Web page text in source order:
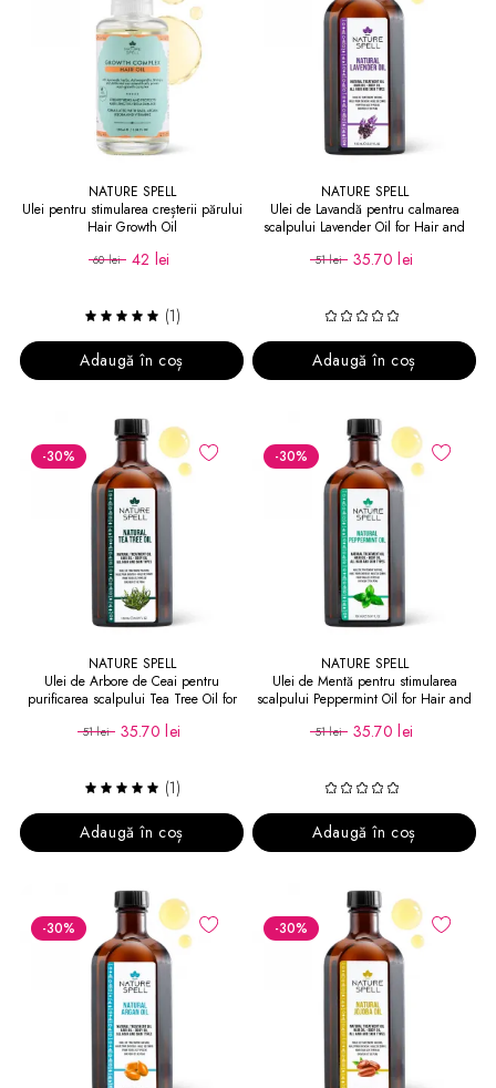
NATURE SPELL
Ulei pentru stimularea creșterii părului
Hair Growth Oil
60 lei 42 lei
(1)
Adaugă în coș
NATURE SPELL
Ulei de Lavandă pentru calmarea
scalpului Lavender Oil for Hair and
51 lei 35.70 lei
Adaugă în coș
-30%
NATURE SPELL
Ulei de Arbore de Ceai pentru
purificarea scalpului Tea Tree Oil for
51 lei 35.70 lei
(1)
Adaugă în coș
-30%
NATURE SPELL
Ulei de Mentă pentru stimularea
scalpului Peppermint Oil for Hair and
51 lei 35.70 lei
Adaugă în coș
-30% -30%